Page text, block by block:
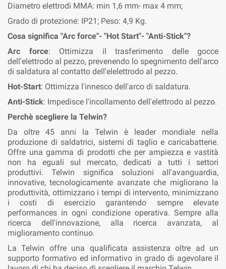
Diametro elettrodi MMA: min 1,6 mm- max 4 mm;
Grado di protezione: IP21; Peso: 4,9 Kg.
Cosa significa "Arc force"- "Hot Start"- "Anti-Stick"?
Arc force: Ottimizza il trasferimento delle gocce
dell'elettrodo al pezzo, prevenendo lo spegnimento dell'arco
di saldatura al contatto dell'elelettrodo al pezzo.
Hot-Start: Ottimizza l'innesco dell'arco di saldatura.
Anti-Stick: Impedisce l'incollamento dell'elettrodo al pezzo.
Perchè scegliere la Telwin?
Da oltre 45 anni la Telwin è leader mondiale nella
produzione di saldatrici, sistemi di taglio e caricabatterie.
Offre una gamma di prodotti che per ampiezza e vastità
non ha eguali sul mercato, dedicati a tutti i settori
produttivi. Telwin significa soluzioni all'avanguardia,
innovative, tecnologicamente avanzate che migliorano la
produttività, ottimizzano i tempi di intervento, minimizzano
i costi di esercizio garantendo sempre elevate
performances in ogni condizione operativa. Sempre alla
ricerca dell'innovazione, alla ricerca avanzata, al
miglioramento continuo.
La Telwin offre una qualificata assistenza oltre ad un
supporto formativo ed informativo in grado di agevolare il